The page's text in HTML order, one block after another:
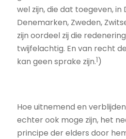
wel zijn, die dat toegeven, in
Denemarken, Zweden,
zijn oordeel zij die
twijfelachtig. En van recht
kan geen sprake zijn.1)
Hoe uitnemend en
echter ook moge zijn, het
principe der elders door